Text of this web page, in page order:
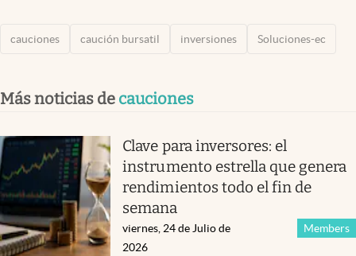
cauciones caución bursatil inversiones Soluciones-ec
Más noticias de cauciones
Clave para inversores: el
instrumento estrella que genera
rendimientos todo el fin de
semana
Members
viernes, 24 de Julio de
2026